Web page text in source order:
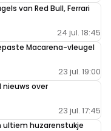
van Red Bull, Ferrari
24 jul. 18:45
Macarena-vleugel
23 jul. 19:00
over
23 jul. 17:45
ultiem huzarenstukje